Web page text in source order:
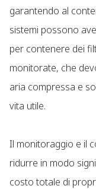
garantendo al
sistemi possono
per contenere dei
monitorate, che
aria compressa e
vita utile.
Il monitoraggio e il
ridurre in modo
costo totale di